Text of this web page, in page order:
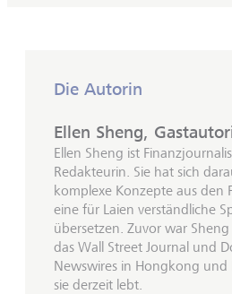
Die Autorin
Ellen Sheng,
Ellen Sheng ist
Redakteurin. Sie hat sich
komplexe Konzepte aus den
eine für Laien verständliche
übersetzen. Zuvor war
das Wall Street Journal und
Newswires in Hongkong
sie derzeit lebt.